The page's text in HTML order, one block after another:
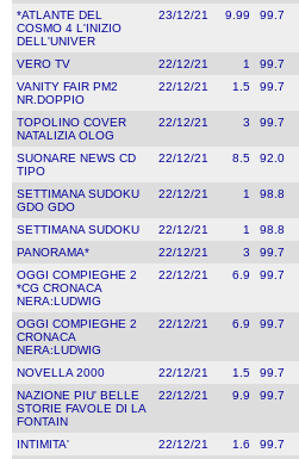
*ATLANTE DEL
COSMO 4 L'INIZIO
DELL'UNIVER
23/12/21 9.99 99.7
VERO TV 22/12/21 1 99.7
VANITY FAIR PM2
NR.DOPPIO
22/12/21 1.5 99.7
TOPOLINO COVER
NATALIZIA OLOG
22/12/21 3 99.7
SUONARE NEWS CD
TIPO
22/12/21 8.5 92.0
SETTIMANA SUDOKU
GDO GDO
22/12/21 1 98.8
SETTIMANA SUDOKU 22/12/21 1 98.8
PANORAMA*
22/12/21 3 99.7
OGGI COMPIEGHE 2
*CG CRONACA
NERA:LUDWIG
22/12/21 6.9 99.7
OGGI COMPIEGHE 2
CRONACA
NERA:LUDWIG
22/12/21 6.9 99.7
NOVELLA 2000 22/12/21 1.5 99.7
NAZIONE PIU' BELLE
STORIE FAVOLE DI LA
FONTAIN
22/12/21 9.9 99.7
INTIMITA' 22/12/21 1.6 99.7